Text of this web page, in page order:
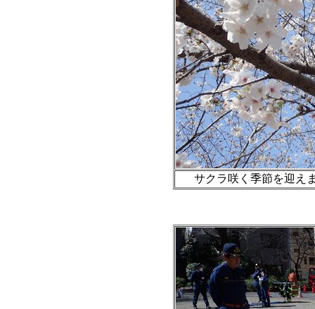
サクラ咲く季節を迎え